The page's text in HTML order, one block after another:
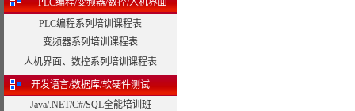
PLC编程/变频器/数控/人机界面
PLC编程系列培训课程表
变频器系列培训课程表
人机界面、数控系列培训课程表
开发语言/数据库/软硬件测试
Java/.NET/C#/SQL全能培训班